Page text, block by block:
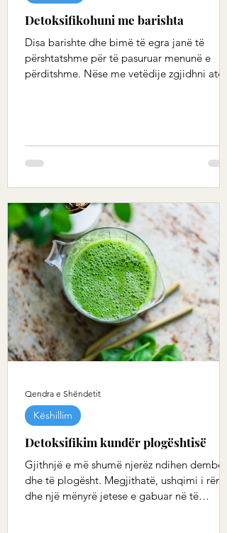
Detoksifikohuni me barishta
Disa barishte dhe bimë të egra janë të
përshtatshme për të pasuruar menunë e
përditshme. Nëse me vetëdije zgjidhni ato
Detoksifikim kundër plogështisë
Gjithnjë e më shumë njerëz ndihen dembelë
dhe të plogësht. Megjithatë, ushqimi i rëndë
dhe një mënyrë jetese e gabuar në të
Këshillim
Qendra e Shëndetit